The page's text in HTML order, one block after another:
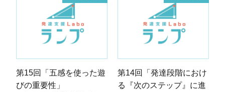
第15回「五感を使った遊
びの重要性」
第14回「発達段階におけ
る『次のステップ』に進